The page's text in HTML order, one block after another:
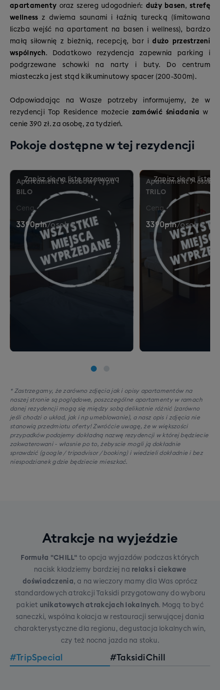
również na niższych wysokościach.
Różnorodność regionu sprawia, że odpowiednie trasy
znajdą tu zarówno osoby początkujące, jak i
średniozaawansowani oraz doświadczeni narciarze.
Całość uzupełniają rozległe widoki na otaczające
alpejskie szczyty.
21% tras trudnych
– dla zaawansowanych i
poszukiwaczy adrenaliny.
* w tej cenie jednodniowe rozszerzenie karnetu +
transport w obie strony autokarem do Daolasy
(najlepsza baza wypadowa na rejon);
** w tym dniu karnet NIE jest aktywny na stokach
apartamenty oraz szereg udogodnień: duży basen,strefę
wellness z dwiema saunami i łaźnią turecką (limitowana
liczba wejść na apartament na basen i wellness), bardzo
małą siłownię z bieżnią, recepcję, bar idużo przestrzeni
wspólnych. Dodatkowo rezydencja zapewnia parking i
podgrzewane schowki na narty i buty. Do centrum
miasteczka jest stąd kilkuminutowy spacer (200-300m).
Odpowiadając na Wasze potrzeby informujemy, że w
rezydencji Top Residence możecie zamówić śniadania w
cenie 390 zł. za osobę, za tydzień.
Pokoje dostępne w tej rezydencji
Apartament 5-osobowy typu
BILO
Cena
3390pln/osoba
Apartament 7-
TRILO
Cena
3390pln/osoba
* Zastrzegamy, że zarówno zdjęcia jak i opisy apartamentów na
naszej stronie są poglądowe, poszczególne apartamenty w ramach
danej rezydencji mogą się między sobą delikatnie różnić (zarówno
jeśli chodzi o układ, jak i np umeblowanie), a nasz opis i zdjęcia nie
stanowią przedmiotu oferty! Zwróćcie uwagę, że w większości
przypadków podajemy dokładną nazwę rezydencji w której będziecie
zakwaterowani - własnie po to, żebyscie mogli ją dokładnie
sprawdzić (google / tripadvisor / booking) i wiedzieli dokładnie i bez
niespodzianek gdzie będziecie mieszkać.
Atrakcje na wyjeździe
Formuła "CHILL"to opcja wyjazdów podczas których
nacisk kładziemy bardziej na relaks i ciekawe
doświadczenia, a na wieczory mamy dla Was oprócz
standardowych atrakcji Taksidi przygotowany do wyboru
pakiet unikatowych atrakcjach lokalnych. Mogą to być
saneczki, wspólna kolacja w restauracji serwującej dania
charakterystyczne dla regionu, degustacja lokalnych win,
czy też nocna jazda na stoku.
#TripSpecial #TaksidiChill